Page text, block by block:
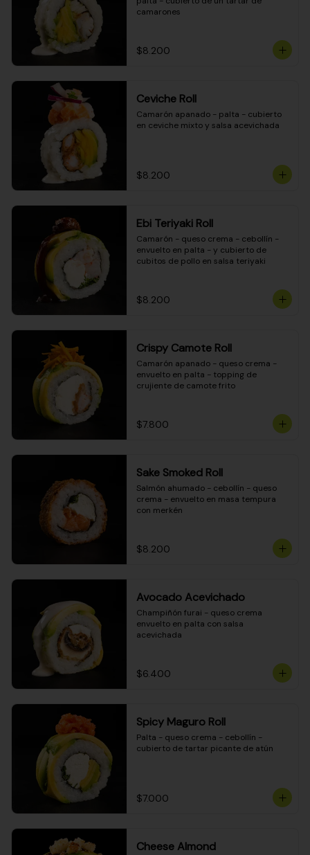
camarones
$8.200
Ceviche Roll
Camarón apanado - palta - cubierto
en ceviche mixto y salsa acevichada
$8.200
Ebi Teriyaki Roll
Camarón - queso crema - cebollín -
envuelto en palta - y cubierto de
cubitos de pollo en salsa teriyaki
$8.200
Crispy Camote Roll
Camarón apanado - queso crema -
envuelto en palta - topping de
crujiente de camote frito
$7.800
Sake Smoked Roll
Salmón ahumado - cebollín - queso
crema - envuelto en masa tempura
con merkén
$8.200
Avocado Acevichado
Champiñón furai - queso crema
envuelto en palta con salsa
acevichada
$6.400
Spicy Maguro Roll
Palta - queso crema - cebollín -
cubierto de tartar picante de atún
$7.000
Cheese Almond